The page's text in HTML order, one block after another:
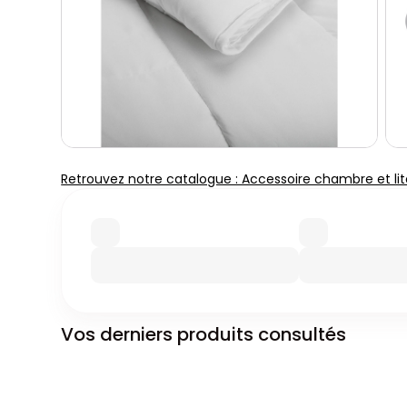
Retrouvez notre catalogue : Accessoire chambre et
Vos derniers produits consultés